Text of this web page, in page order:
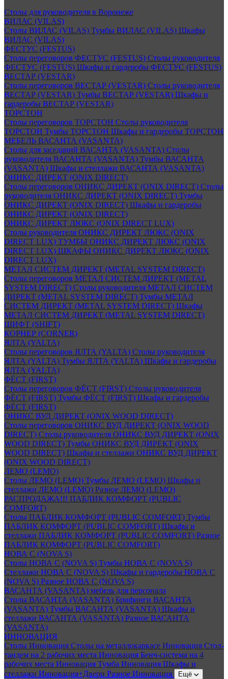
Столы для руководителя в Воронеже
ВИЛАС (VILAS)
Столы ВИЛАС (VILAS) Тумбы ВИЛАС (VILAS) Шкафы
ВИЛАС (VILAS)
ФЕСТУС (FESTUS)
Столы переговоров ФЕСТУС (FESTUS) Столы руководителя
ФЕСТУС (FESTUS) Шкафы и гардеробы ФЕСТУС (FESTUS)
ВЕСТАР (VESTAR)
Столы переговоров ВЕСТАР (VESTAR) Столы руководителя
ВЕСТАР (VESTAR) Тумбы ВЕСТАР (VESTAR) Шкафы и
гардеробы ВЕСТАР (VESTAR)
ТОРСТОН
Столы переговоров ТОРСТОН Столы руководителя
ТОРСТОН Тумбы ТОРСТОН Шкафы и гардеробы ТОРСТОН
МЕБЕЛЬ ВАСАНТА (VASANTA)
Столы для заседаний ВАСАНТА (VASANTA) Столы
руководителя ВАСАНТА (VASANTA) Тумбы ВАСАНТА
(VASANTA) Шкафы и стеллажи ВАСАНТА (VASANTA)
ОНИКС ДИРЕКТ (ONIX DIRECT)
Столы переговоров ОНИКС ДИРЕКТ (ONIX DIRECT) Столы
руководителя ОНИКС ДИРЕКТ (ONIX DIRECT) Тумбы
ОНИКС ДИРЕКТ (ONIX DIRECT) Шкафы и гардеробы
ОНИКС ДИРЕКТ (ONIX DIRECT)
ОНИКС ДИРЕКТ ЛЮКС (ONIX DIRECT LUX)
Столы руководителя ОНИКС ДИРЕКТ ЛЮКС (ONIX
DIRECT LUX) ТУМБЫ ОНИКС ДИРЕКТ ЛЮКС (ONIX
DIRECT LUX) ШКАФЫ ОНИКС ДИРЕКТ ЛЮКС (ONIX
DIRECT LUX)
МЕТАЛ СИСТЕМ ДИРЕКТ (METAL SYSTEM DIRECT)
Столы переговоров МЕТАЛ СИСТЕМ ДИРЕКТ (METAL
SYSTEM DIRECT) Столы руководителя МЕТАЛ СИСТЕМ
ДИРЕКТ (METAL SYSTEM DIRECT) Тумбы МЕТАЛ
СИСТЕМ ДИРЕКТ (METAL SYSTEM DIRECT) Шкафы
МЕТАЛ СИСТЕМ ДИРЕКТ (METAL SYSTEM DIRECT)
ШИФТ (SHIFT)
КОРНЕР (CORNER)
ЯЛТА (YALTA)
Столы переговоров ЯЛТА (YALTA) Столы руководителя
ЯЛТА (YALTA) Тумбы ЯЛТА (YALTA) Шкафы и гардеробы
ЯЛТА (YALTA)
ФЁСТ (FIRST)
Столы переговоров ФЁСТ (FIRST) Столы руководителя
ФЁСТ (FIRST) Тумбы ФЁСТ (FIRST) Шкафы и гардеробы
ФЁСТ (FIRST)
ОНИКС ВУД ДИРЕКТ (ONIX WOOD DIRECT)
Столы переговоров ОНИКС ВУД ДИРЕКТ (ONIX WOOD
DIRECT) Столы руководителя ОНИКС ВУД ДИРЕКТ (ONIX
WOOD DIRECT) Тумбы ОНИКС ВУД ДИРЕКТ (ONIX
WOOD DIRECT) Шкафы и стеллажи ОНИКС ВУД ДИРЕКТ
(ONIX WOOD DIRECT)
ЛЕМО (LEMO)
Столы ЛЕМО (LEMO) Тумбы ЛЕМО (LEMO) Шкафы и
стеллажи ЛЕМО (LEMO) Разное ЛЕМО (LEMO)
РАСПРОДАЖА!!! ПАБЛИК КОМФОРТ (PUBLIC
COMFORT)
Столы ПАБЛИК КОМФОРТ (PUBLIC COMFORT) Тумбы
ПАБЛИК КОМФОРТ (PUBLIC COMFORT) Шкафы и
стеллажи ПАБЛИК КОМФОРТ (PUBLIC COMFORT) Разное
ПАБЛИК КОМФОРТ (PUBLIC COMFORT)
НОВА С (NOVA S)
Столы НОВА С (NOVA S) Тумбы НОВА С (NOVA S)
Стеллажи НОВА С (NOVA S) Шкафы и гардеробы НОВА С
(NOVA S) Разное НОВА С (NOVA S)
ВАСАНТА (VASANTA) мебель для персонала
Столы ВАСАНТА (VASANTA) Брифинги ВАСАНТА
(VASANTA) Тумбы ВАСАНТА (VASANTA) Шкафы и
стеллажи ВАСАНТА (VASANTA) Разное ВАСАНТА
(VASANTA)
ИННОВАЦИЯ
Столы Инновация Столы на металлокаркасе Инновация Стол-
тандем на 2 рабочих места Инновация Бенч-система на 4
рабочих места Инновация Тумба Инновация Шкафы и
стеллажи Инновация+Двери Разное Инновация Ещё